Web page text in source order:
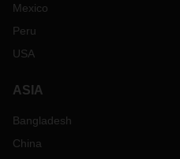
Mexico
Peru
USA
ASIA
Bangladesh
China